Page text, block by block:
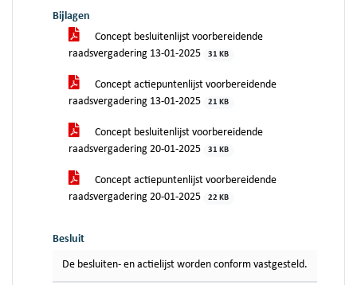
Bijlagen
Concept besluitenlijst voorbereidende
raadsvergadering 13-01-2025
31 KB
Concept actiepuntenlijst voorbereidende
raadsvergadering 13-01-2025
21 KB
Concept besluitenlijst voorbereidende
raadsvergadering 20-01-2025
31 KB
Concept actiepuntenlijst voorbereidende
raadsvergadering 20-01-2025
22 KB
Besluit
De besluiten- en actielijst worden conform vastgesteld.